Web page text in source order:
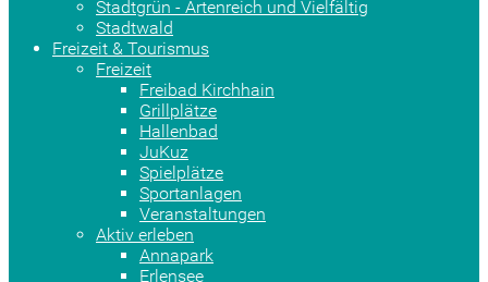
Stadtgrün - Artenreich und Vielfältig
Stadtwald
Freizeit & Tourismus
Freizeit
Freibad Kirchhain
Grillplätze
Hallenbad
JuKuz
Spielplätze
Sportanlagen
Veranstaltungen
Aktiv erleben
Annapark
Erlensee